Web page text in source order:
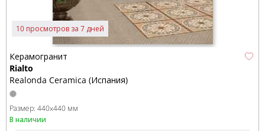
10 просмотров за 7 дней
Керамогранит
Rialto
Realonda Ceramica (Испания)
Размер: 440x440 мм
В наличии